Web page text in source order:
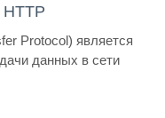
Protocol) является
данных в сети